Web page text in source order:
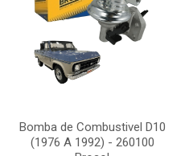
Bomba de Combustivel D10
(1976 A 1992) - 260100